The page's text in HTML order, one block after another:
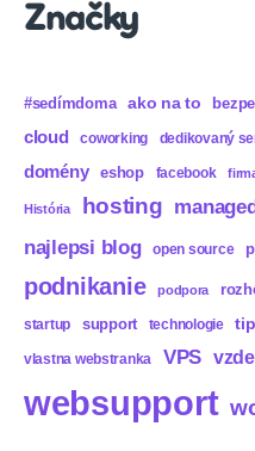
Značky
#sedímdoma ako na to
cloud coworking dedikovaný
domény eshop facebook
História hosting
najlepsi blog open source
podnikanie podpora
startup support technologie
vlastna webstranka VPS
websupport